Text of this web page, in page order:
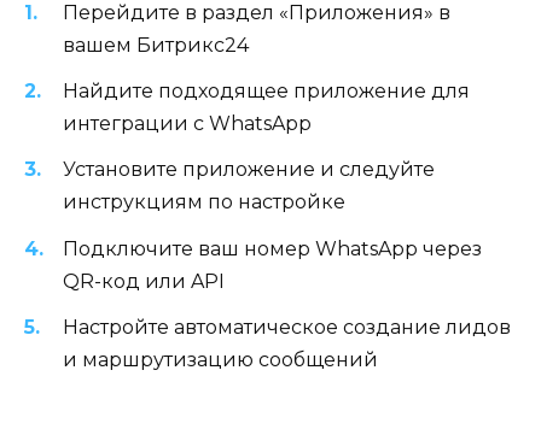
Перейдите в раздел «Приложения» в
вашем Битрикс24
Найдите подходящее приложение для
интеграции с WhatsApp
Установите приложение и следуйте
инструкциям по настройке
Подключите ваш номер WhatsApp через
QR-код или API
Настройте автоматическое создание лидов
и маршрутизацию сообщений